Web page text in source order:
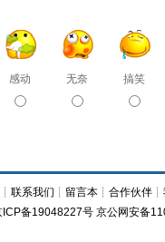
感动 无奈 搞笑
┊联系我们 ┊ 留言本 ┊合作伙伴 ┊
ICP备19048227号 京公网安备